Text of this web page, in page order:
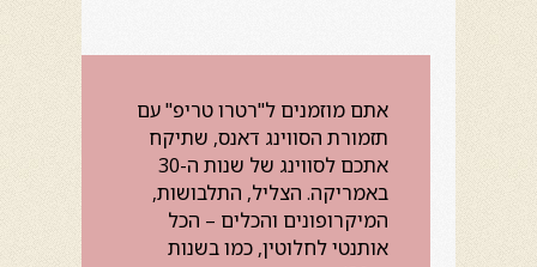
אתם מוזמנים ל"רטרו טריפ" עם
תזמורת הסווינג דאנס, שתיקח
אתכם לסווינג של שנות ה-30
באמריקה. הצליל, התלבושות,
המיקרופונים והכלים – הכל
אותנטי לחלוטין, כמו בשנות